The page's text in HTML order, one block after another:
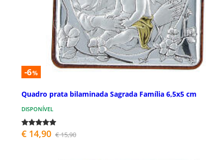
-6%
Quadro prata bilaminada Sagrada Família 6,5x5 cm
DISPONÍVEL
€ 14,90 € 15,90